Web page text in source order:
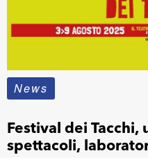
News
Festival dei Tacchi,
spettacoli,